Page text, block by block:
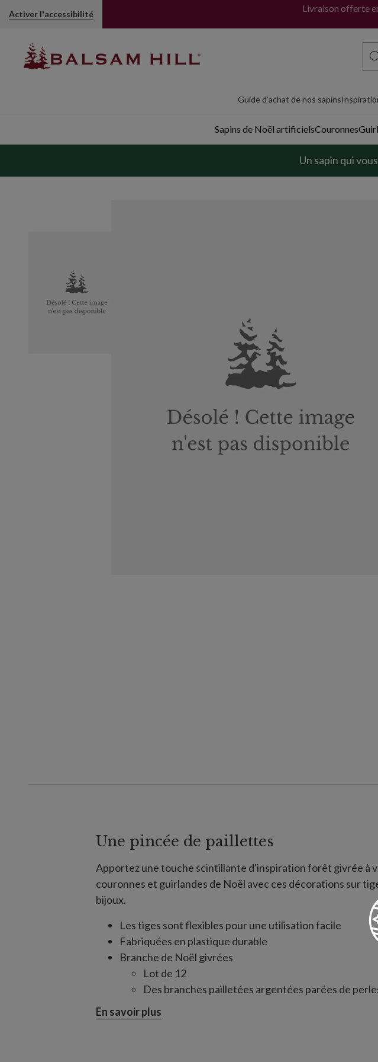
Activer l'accessibilité Livraison offerte
Guide d'achat de nos sapins
Sapins de Noël artificielsCouronnes
Un sapin qui
Une pincée de paillettes
Apportez une touche scintillante d'inspiration forêt givrée à
couronnes et guirlandes de Noël avec ces décorations sur
bijoux.
Les tiges sont flexibles pour une utilisation facile
Fabriquées en plastique durable
Branche de Noël givrées
Lot de 12
Des branches pailletées argentées parées de
forme de cristaux
Mesure 75 cm de long x 30 cm de large
En savoir plus
Décorations de Noël sur tiges en branches ornées de bijoux | Balsam Hill